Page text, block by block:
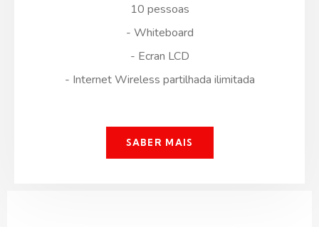
10 pessoas
- Whiteboard
- Ecran LCD
- Internet Wireless partilhada ilimitada
SABER MAIS